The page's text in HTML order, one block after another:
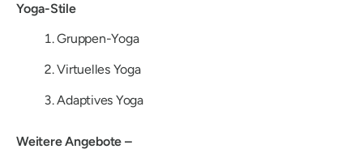
Yoga-Stile
Gruppen-Yoga
Virtuelles Yoga
Adaptives Yoga
Weitere Angebote –